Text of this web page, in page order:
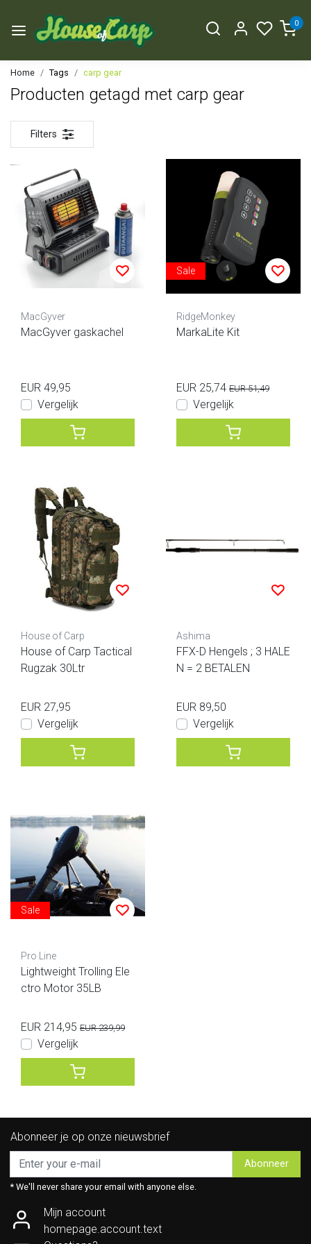
0
Home Tags carp gear
Producten getagd met carp gear
Filters
MacGyver
MacGyver gaskachel
EUR 49,95
Vergelijk
Sale
RidgeMonkey
MarkaLite Kit
EUR 25,74 EUR 51,49
Vergelijk
House of Carp
House of Carp Tactical
Rugzak 30Ltr
EUR 27,95
Vergelijk
Ashima
FFX-D Hengels ; 3 HALE
N = 2 BETALEN
EUR 89,50
Vergelijk
Sale
Pro Line
Lightweight Trolling Ele
ctro Motor 35LB
EUR 214,95 EUR 239,99
Vergelijk
Abonneer je op onze nieuwsbrief
Abonneer
* We'll never share your email with anyone else.
Mijn account
homepage.account.text